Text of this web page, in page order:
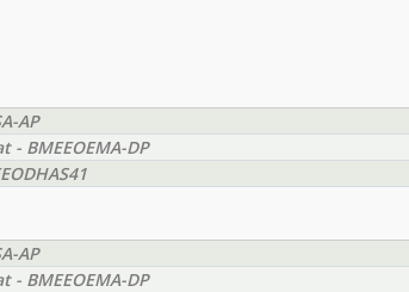
AP
BMEEOEMA-DP
AP
BMEEOEMA-DP